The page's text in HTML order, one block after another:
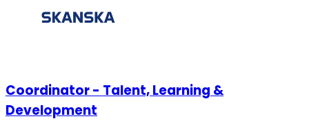
Coordinator - Talent, Learning &
Development